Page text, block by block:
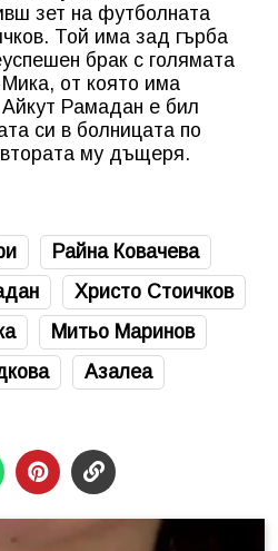
зет на футболната
Той има зад гърба
брак с голямата
от която има
Рамадан е бил
си в болницата по
му дъщеря.
Райна Ковачева
Христо Стоичков
Митьо Маринов
Азалеа